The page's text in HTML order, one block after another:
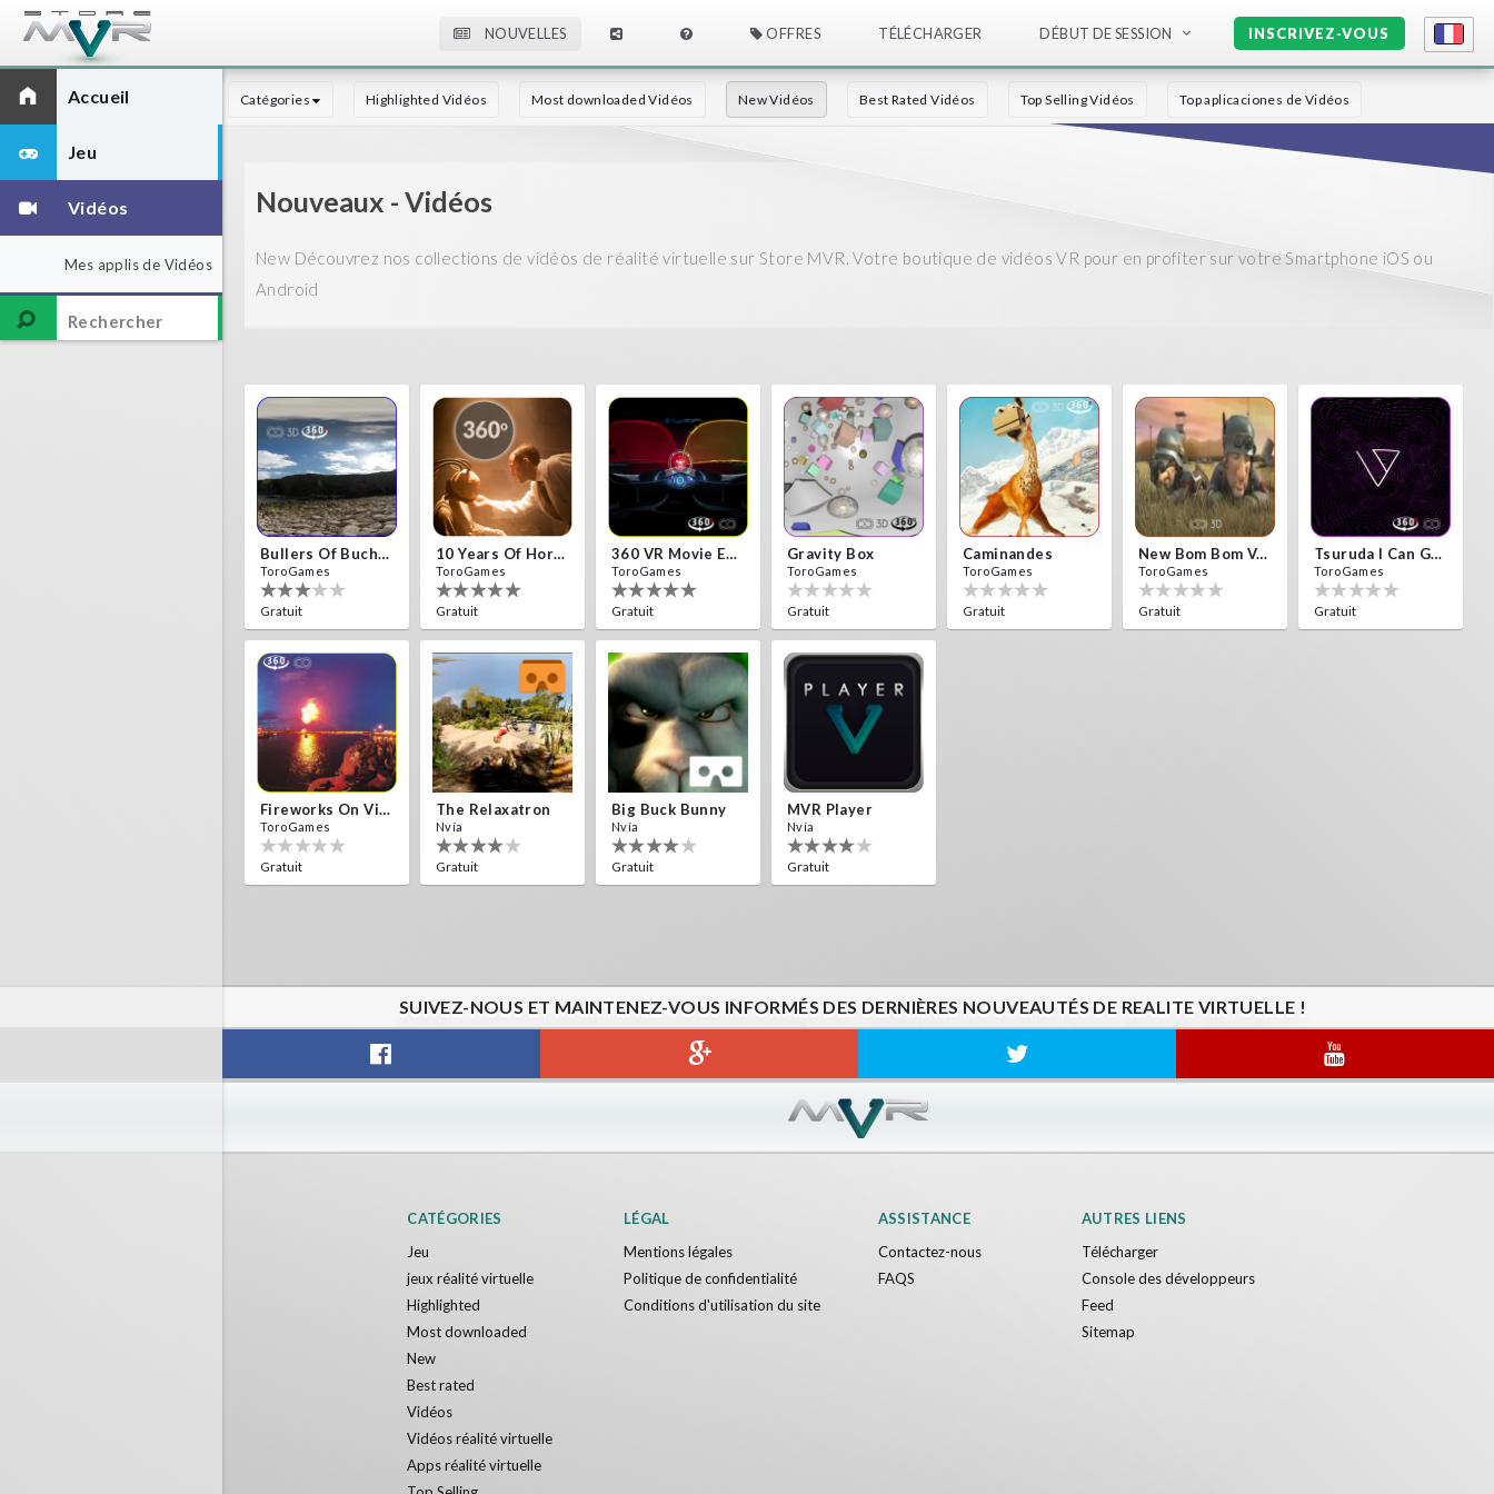
NOUVELLES OFFRES TÉLÉCHARGER DÉBUT DE SESSION INSCRIVEZ-VOUS
Accueil
Jeu
Vidéos
Mes applis de Vidéos
Catégories Highlighted Vidéos Most downloaded Vidéos New Vidéos Best Rated Vidéos Top Selling Vidéos Top aplicaciones de Vidéos
Nouveaux - Vidéos
New Découvrez nos collections de vidéos de réalité virtuelle sur Store MVR. Votre boutique de vidéos VR pour en profiter sur votre Smartphone iOS ou
Android
Bullers Of Buchan Aberdeen
ToroGames
Gratuit
10 Years Of Horror Nights
ToroGames
Gratuit
360 VR Movie Experience
ToroGames
Gratuit
Gravity Box
ToroGames
Gratuit
Caminandes
ToroGames
Gratuit
New Bom Bom Vr SBS 2020
ToroGames
Gratuit
Tsuruda I Can Get Really Crazy
ToroGames
Gratuit
Fireworks On Victory Day
ToroGames
Gratuit
The Relaxatron
Nvía
Gratuit
Big Buck Bunny
Nvía
Gratuit
MVR Player
Nvía
Gratuit
SUIVEZ-NOUS ET MAINTENEZ-VOUS INFORMÉS DES DERNIÈRES NOUVEAUTÉS DE REALITE VIRTUELLE !
CATÉGORIES
Jeu
jeux réalité virtuelle
Highlighted
Most downloaded
New
Best rated
Vidéos
Vidéos réalité virtuelle
Apps réalité virtuelle
LÉGAL
Mentions légales
Politique de confidentialité
Conditions d'utilisation du site
ASSISTANCE
Contactez-nous
FAQS
AUTRES LIENS
Télécharger
Console des développeurs
Feed
Sitemap